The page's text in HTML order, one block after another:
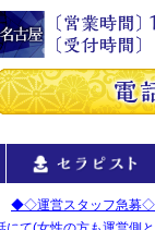
◆◇運営スタッフ急募